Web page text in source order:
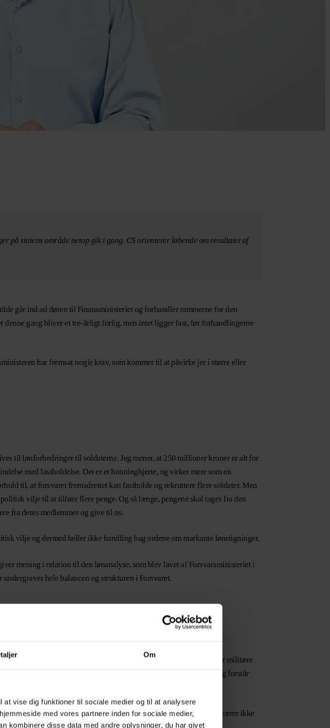
Om
vise dig funktioner til sociale medier og til at analysere
med vores partnere inden for sociale medier,
kombinere disse data med andre oplysninger, du har givet
på statens område netop gik i gang. CS orienterer løbende om resultatet af
går ind ad døren til Finansministeriet og forhandler rammerne for den
denne gang bliver et tre-årligt forlig, men intet ligger fast, før forhandlingerne
har fremsat nogle krav, som kommer til at påvirke jer i større eller
til lønforbedringer til soldaterne. Jeg mener, at 250 millioner kroner er alt for
med fastholdelse. Det er et honninghjerte, og virker mere som en
til, at forsvaret fremadrettet kan fastholde og rekruttere flere soldater. Men
vilje til at tilføre flere penge. Og så længe, pengene skal tages fra den
fra deres medlemmer og give til os.
vilje og dermed heller ikke handling bag ordene om markante lønstigninger.
mening i relation til den lønanalyse, som blev lavet af Forsvarsministeriet i
hele balancen og strukturen i Forsvaret.
der handler om at afskaffe den pligtige afgangsalder for militære
præciseret, og vi ikke er gået i gang med forhandlingerne endnu. Jeg forstår
udfaldet af de kommende forhandlinger.
og jeg vil kæmpe for, at kravet tages helt af bordet. Jeg kan desværre ikke